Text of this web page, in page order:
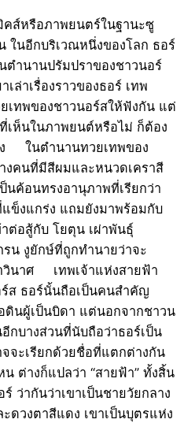
คส์หรือภาพยนตร์ในฐานะซู
ในอีกบริเวณหนึ่งของโลก ธอร์
ตำนานปรัมปราของชาวนอร์
ล่าเรื่องราวของธอร์ เทพ
เทพของชาวนอร์สให้ฟังกัน แต่
เห็นในภาพยนต์หรือไม่ ก็ต้อง
ง ในตำนานทวยเทพของ
งคนที่มีสีผมและหนวดเคราสี
นค้อนทรงอานุภาพที่เรียกว่า
แข็งแกร่ง แถมยังมาพร้อมกับ
ต่อสู้กับ โยตุน เผ่าพันธุ์
น งูยักษ์ที่ถูกทำนายว่าจะ
วินาศ เทพเจ้าแห่งสายฟ้า
ส ธอร์นั้นถือเป็นคนสำคัญ
ดินผู้เป็นบิดา แต่นอกจากชาวน
กบางส่วนที่นับถือว่าธอร์เป็น
จะเรียกด้วยชื่อที่แตกต่างกัน
ต่างก็แปลว่า “สายฟ้า” ทั้งสิ้น
ว่ากันว่าเขาเป็นชายวัยกลาง
ดวงตาสีแดง เขาเป็นบุตรแห่ง